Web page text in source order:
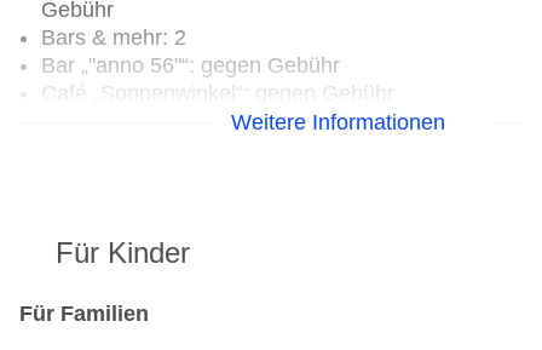
Gebühr
Bars & mehr: 2
Bar „"anno 56"“: gegen Gebühr
Café „Sonnenwinkel“: gegen Gebühr
Weitere Informationen
Für Kinder
Für Familien